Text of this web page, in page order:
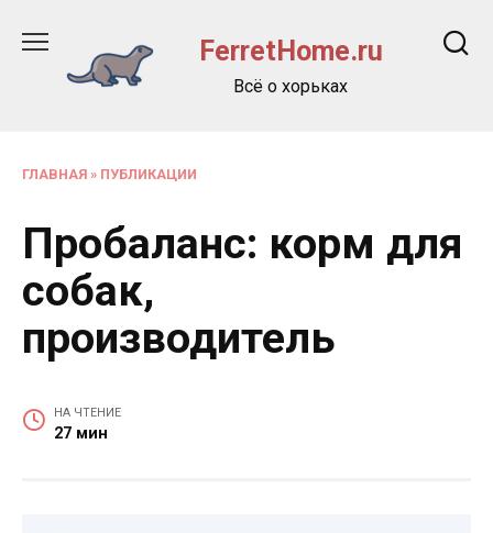
содержанию
FerretHome.ru
Всё о хорьках
ГЛАВНАЯ » ПУБЛИКАЦИИ
Пробаланс: корм для
собак,
производитель
НА ЧТЕНИЕ
27 мин